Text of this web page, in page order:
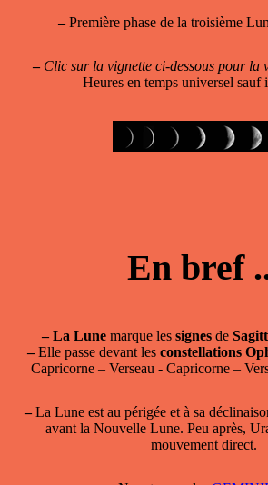
–Première phase de la troisième
– Clic sur la vignette ci-dessous pour la
Heures en temps universel sauf
En bref
– La Lune marque les signes de
–Elle passe devant les constellations
Capricorne – Verseau - Capricorne –
–La Lune est au périgée et à sa
avant la Nouvelle Lune. Peu après,
mouvement direct.